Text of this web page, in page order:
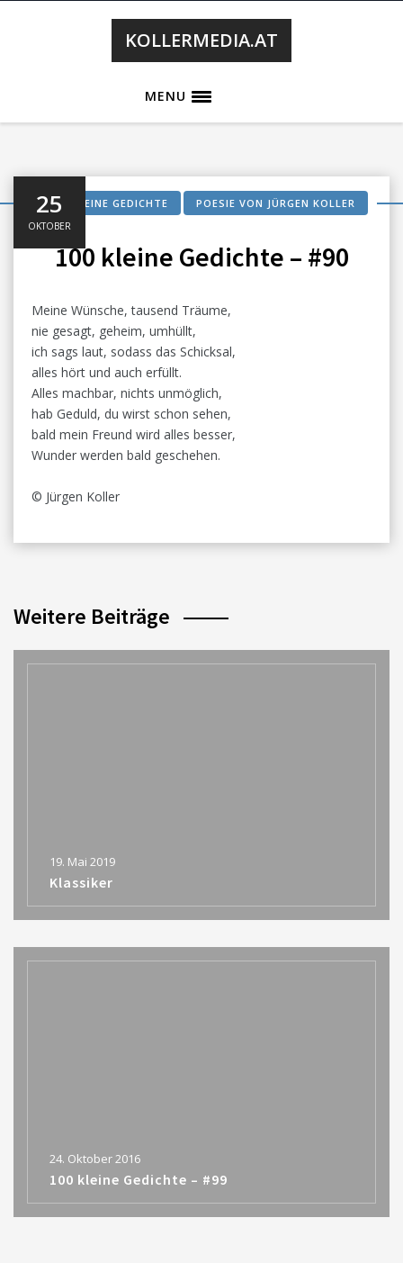
KOLLERMEDIA.AT
MENU
100 KLEINE GEDICHTE POESIE VON JÜRGEN KOLLER
100 kleine Gedichte – #90
25
OKTOBER
Meine Wünsche, tausend Träume,
nie gesagt, geheim, umhüllt,
ich sags laut, sodass das Schicksal,
alles hört und auch erfüllt.
Alles machbar, nichts unmöglich,
hab Geduld, du wirst schon sehen,
bald mein Freund wird alles besser,
Wunder werden bald geschehen.
© Jürgen Koller
Weitere Beiträge
19. Mai 2019
Klassiker
24. Oktober 2016
100 kleine Gedichte – #99